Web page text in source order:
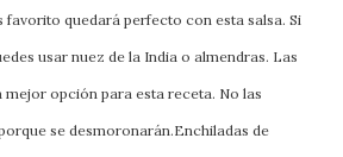
favorito quedará perfecto con esta salsa. Si
usar nuez de la India o almendras. Las
opción para esta receta. No las
se desmoronarán.Enchiladas de